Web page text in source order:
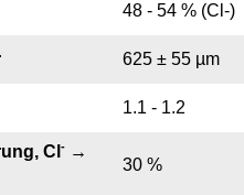
48 - 54 % (Cl-)
625 ± 55 µm
1.1 - 1.2
Cl -→
30 %